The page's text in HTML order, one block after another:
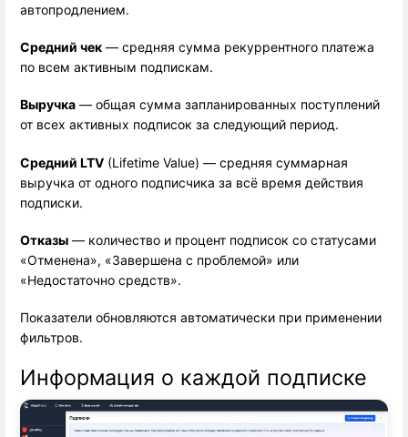
автопродлением.
Средний чек — средняя сумма рекуррентного платежа
по всем активным подпискам.
Выручка — общая сумма запланированных поступлений
от всех активных подписок за следующий период.
Средний LTV (Lifetime Value) — средняя суммарная
выручка от одного подписчика за всё время действия
подписки.
Отказы — количество и процент подписок со статусами
«Отменена», «Завершена с проблемой» или
«Недостаточно средств».
Показатели обновляются автоматически при применении
фильтров.
Информация о каждой подписке